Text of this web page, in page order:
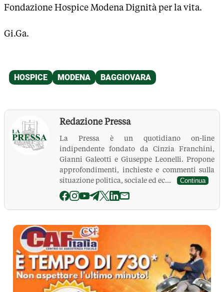
Fondazione Hospice Modena Dignità per la vita.
Gi.Ga.
Redazione Pressa
La Pressa è un quotidiano on-line
indipendente fondato da Cinzia Franchini,
Gianni Galeotti e Giuseppe Leonelli. Propone
approfondimenti, inchieste e commenti sulla
situazione politica, sociale ed ec...
Continua
La Pressa